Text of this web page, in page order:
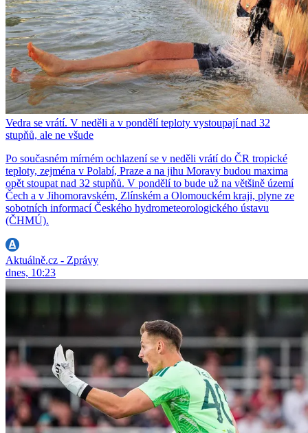
Vedra se vrátí. V neděli a v pondělí teploty vystoupají nad 32
stupňů, ale ne všude
Po současném mírném ochlazení se v neděli vrátí do ČR tropické
teploty, zejména v Polabí, Praze a na jihu Moravy budou maxima
opět stoupat nad 32 stupňů. V pondělí to bude už na většině území
Čech a v Jihomoravském, Zlínském a Olomouckém kraji, plyne ze
sobotních informací Českého hydrometeorologického ústavu
(ČHMÚ).
Aktuálně.cz - Zprávy
dnes, 10:23